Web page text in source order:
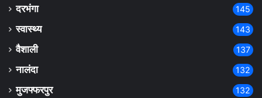
दरभंगा 145
स्वास्थ्य 143
वैशाली 137
नालंदा 132
मुजफ्फरपुर 132